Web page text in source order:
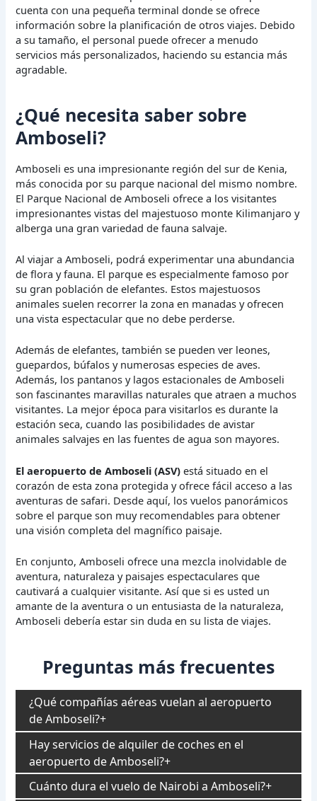
cuenta con una pequeña terminal donde se ofrece
información sobre la planificación de otros viajes. Debido
a su tamaño, el personal puede ofrecer a menudo
servicios más personalizados, haciendo su estancia más
agradable.
¿Qué necesita saber sobre
Amboseli?
Amboseli es una impresionante región del sur de Kenia,
más conocida por su parque nacional del mismo nombre.
El Parque Nacional de Amboseli ofrece a los visitantes
impresionantes vistas del majestuoso monte Kilimanjaro y
alberga una gran variedad de fauna salvaje.
Al viajar a Amboseli, podrá experimentar una abundancia
de flora y fauna. El parque es especialmente famoso por
su gran población de elefantes. Estos majestuosos
animales suelen recorrer la zona en manadas y ofrecen
una vista espectacular que no debe perderse.
Además de elefantes, también se pueden ver leones,
guepardos, búfalos y numerosas especies de aves.
Además, los pantanos y lagos estacionales de Amboseli
son fascinantes maravillas naturales que atraen a muchos
visitantes. La mejor época para visitarlos es durante la
estación seca, cuando las posibilidades de avistar
animales salvajes en las fuentes de agua son mayores.
El aeropuerto de Amboseli (ASV) está situado en el
corazón de esta zona protegida y ofrece fácil acceso a las
aventuras de safari. Desde aquí, los vuelos panorámicos
sobre el parque son muy recomendables para obtener
una visión completa del magnífico paisaje.
En conjunto, Amboseli ofrece una mezcla inolvidable de
aventura, naturaleza y paisajes espectaculares que
cautivará a cualquier visitante. Así que si es usted un
amante de la aventura o un entusiasta de la naturaleza,
Amboseli debería estar sin duda en su lista de viajes.
Preguntas más frecuentes
¿Qué compañías aéreas vuelan al aeropuerto
de Amboseli?
Hay servicios de alquiler de coches en el
aeropuerto de Amboseli?
Cuánto dura el vuelo de Nairobi a Amboseli?